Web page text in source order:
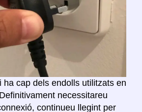
ha cap dels endolls utilitzats en
necessitareu
continueu llegint per